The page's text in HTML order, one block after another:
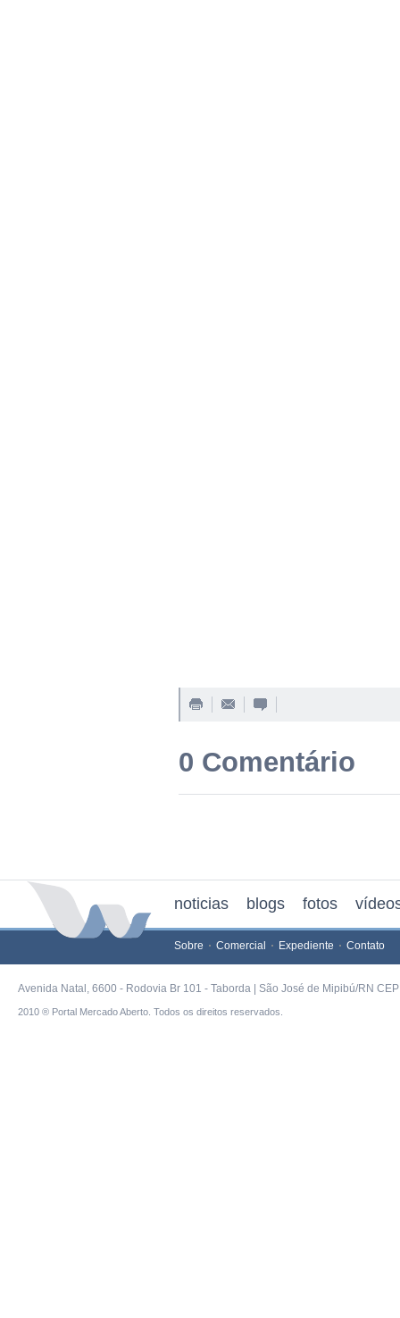
0 Comentário
noticias blogs fotos
Sobre Comercial Expediente Contato
Avenida Natal, 6600 - Rodovia Br 101 - Taborda | São José de Mipibú/RN
2010 ® Portal Mercado Aberto. Todos os direitos reservados.